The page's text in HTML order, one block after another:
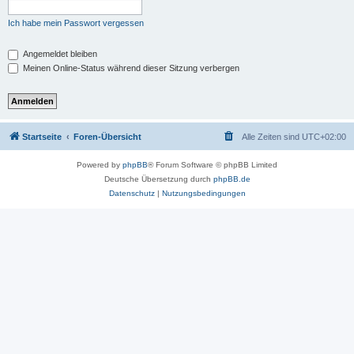
Ich habe mein Passwort vergessen
Angemeldet bleiben
Meinen Online-Status während dieser Sitzung verbergen
Startseite Foren-Übersicht Alle Zeiten sind UTC+02:00
Powered by phpBB® Forum Software © phpBB Limited
Deutsche Übersetzung durch phpBB.de
Datenschutz| Nutzungsbedingungen